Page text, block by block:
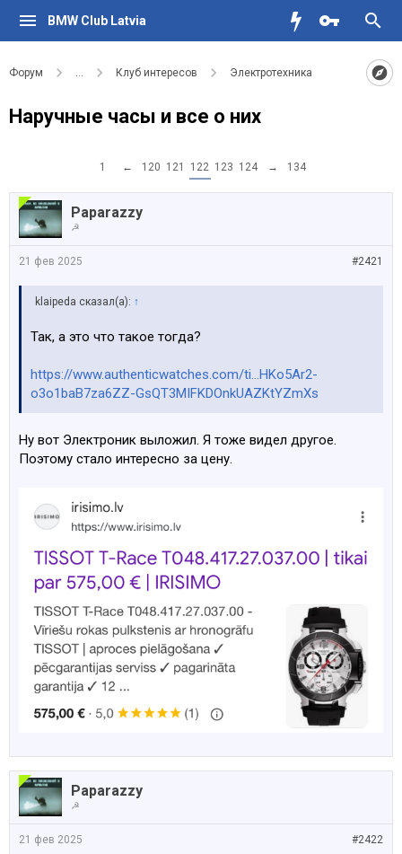
BMW Club Latvia
Форум ... Клуб интересов Электротехника
Наручные часы и все о них
1 ← 120 121 122 123 124 → 134
Paparazzy
☭
#2421
21 фев 2025
klaipeda сказал(а): ↑
Так, а это что такое тогда?
https://www.authenticwatches.com/ti...HKo5Ar2-
o3o1baB7za6ZZ-GsQT3MIFKDOnkUAZKtYZmXs
Ну вот Электроник выложил. Я тоже видел другое.
Поэтому стало интересно за цену.
Paparazzy
☭
#2422
21 фев 2025